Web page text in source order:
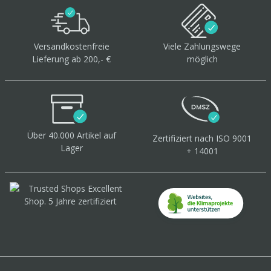
Versandkostenfreie
Lieferung ab 200,- €
Viele Zahlungswege
möglich
Über 40.000 Artikel auf
Lager
Zertifiziert nach ISO 9001
+ 14001